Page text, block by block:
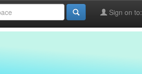
Sign on to: